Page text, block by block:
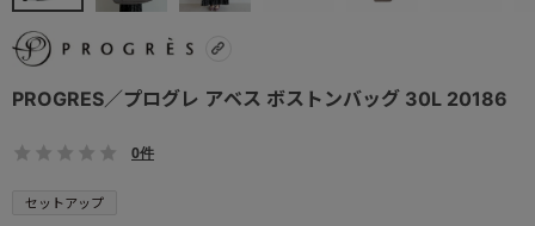
PROGRES／プログレ アベス ボストンバッグ 30L 20186
0件
セットアップ